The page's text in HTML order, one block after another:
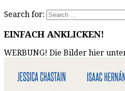
Search for:
EINFACH ANKLICKEN!
WERBUNG! Die Bilder hier